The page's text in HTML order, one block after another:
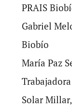
PRAIS
Gabriel
Biobío
María Paz
Solar